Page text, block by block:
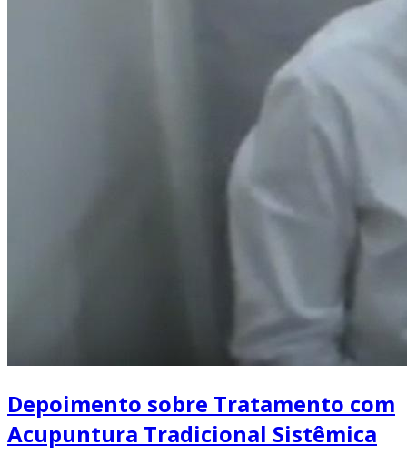
Depoimento sobre Tratamento com
Acupuntura Tradicional Sistêmica